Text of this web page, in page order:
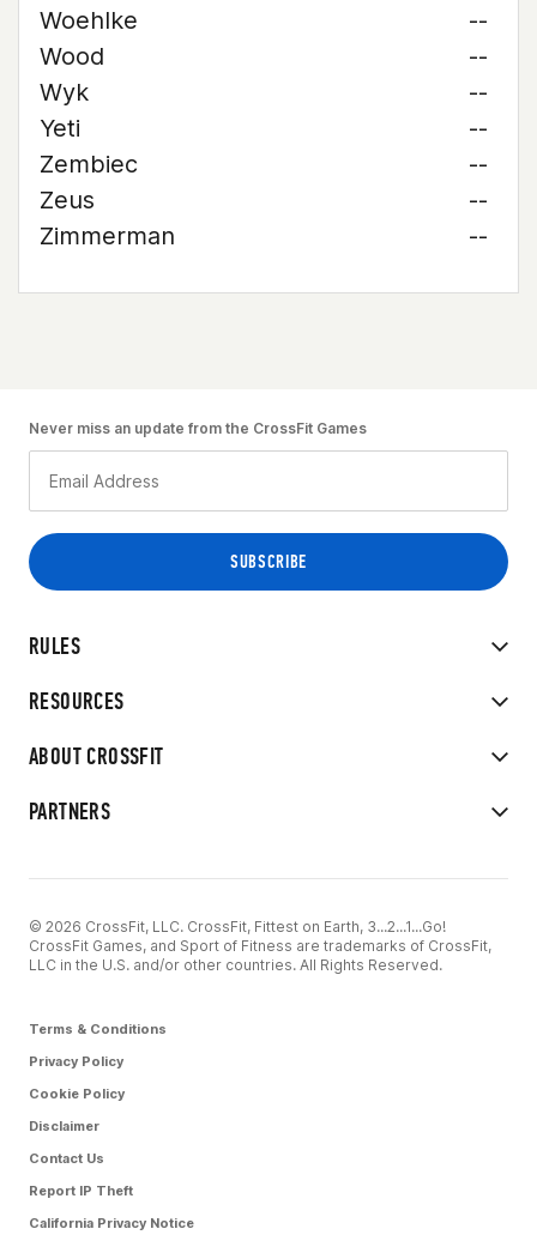
Woehlke
--
Wood
--
Wyk
--
Yeti
--
Zembiec
--
Zeus
--
Zimmerman
--
RULES
RESOURCES
ABOUT CROSSFIT
PARTNERS
Never miss an update from the CrossFit Games
© 2026 CrossFit, LLC. CrossFit, Fittest on Earth, 3...2...1...Go!
CrossFit Games, and Sport of Fitness are trademarks of CrossFit,
LLC in the U.S. and/or other countries. All Rights Reserved.
Terms & Conditions
Privacy Policy
Cookie Policy
Disclaimer
Contact Us
Report IP Theft
California Privacy Notice